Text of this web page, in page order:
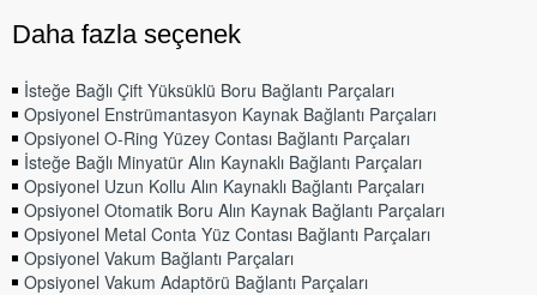
Daha fazla seçenek
İsteğe Bağlı Çift Yüksüklü Boru Bağlantı Parçaları
Opsiyonel Enstrümantasyon Kaynak Bağlantı Parçaları
Opsiyonel O-Ring Yüzey Contası Bağlantı Parçaları
İsteğe Bağlı Minyatür Alın Kaynaklı Bağlantı Parçaları
Opsiyonel Uzun Kollu Alın Kaynaklı Bağlantı Parçaları
Opsiyonel Otomatik Boru Alın Kaynak Bağlantı Parçaları
Opsiyonel Metal Conta Yüz Contası Bağlantı Parçaları
Opsiyonel Vakum Bağlantı Parçaları
Opsiyonel Vakum Adaptörü Bağlantı Parçaları